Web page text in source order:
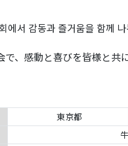
에서 감동과 즐거움을 함께
、感動と喜びを皆様と
東京都